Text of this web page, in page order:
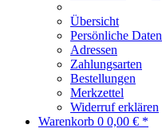
Übersicht
Persönliche Daten
Adressen
Zahlungsarten
Bestellungen
Merkzettel
Widerruf erklären
Warenkorb 0 0,00 € *